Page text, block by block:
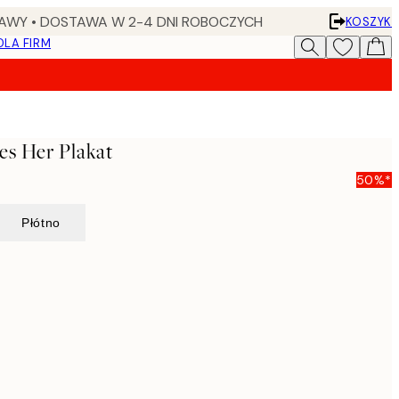
• DOSTAWA W 2-4 DNI ROBOCZYCH
KOSZYK
FIRM
Her Plakat
50%*
Płótno